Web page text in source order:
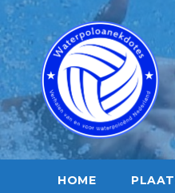
Ga
naar
de
inhoud
HOME